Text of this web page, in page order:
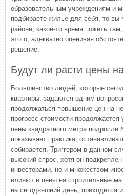
образовательным учреждениям и
подбираете жилье для себя, то вы
районе, какое-то время пожить
этого, адекватно оценивая
решение.
Будут ли расти цены
Большинство людей, которые
квартиры, задаются одним
продолжаться повышение цен на
прогресс стоимости
цены квадратного метра
показывает практика,
собирается. Триггером в данном
высокий спрос, хотя он
инвесторами, но и множеством
влияют и цены на строительные
на сегодняшний день, приходится